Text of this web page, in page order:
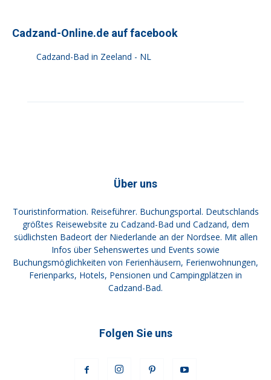
Cadzand-Online.de auf facebook
Cadzand-Bad in Zeeland - NL
Über uns
Touristinformation. Reiseführer. Buchungsportal. Deutschlands
größtes Reisewebsite zu Cadzand-Bad und Cadzand, dem
südlichsten Badeort der Niederlande an der Nordsee. Mit allen
Infos über Sehenswertes und Events sowie
Buchungsmöglichkeiten von Ferienhäusern, Ferienwohnungen,
Ferienparks, Hotels, Pensionen und Campingplätzen in
Cadzand-Bad.
Folgen Sie uns